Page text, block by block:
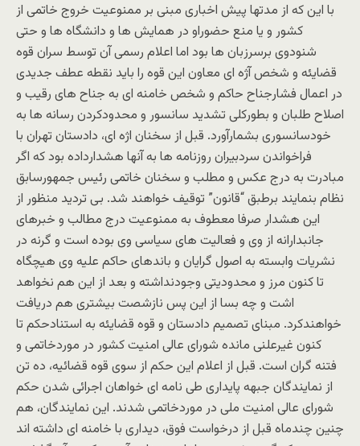
با این که از مدتها پیش اخباری مبنی بر ممنوعیت خروج خاتمی از
کشور و یا منع حضوراو در همایش ها و دانشگاه ها و حتی
شنودوی برسرزبان ها بود اما اعلام رسمی آن توسط سران قوه
قضایئه و شخص آژه ای معاون این قوه را باید نقطه عطف جدیدی
در اعمال فشارجناح حاکم و شخص خامنه ای به جناح های رقیب و
اصلاح طلبان و بطورکلی تشدید سانسور و محدودکردن رسانه ها به
خودسانسوری بشمارآورد. قبل از سخنان اژه ای، دادستان تهران با
فراخواندن سردبیران روزنامه ها به آنها هشدارداده بود که اگر
مبادرت به درج عکس و مطلب و سخنان خاتمی رئیس جمهورسابق
نظام بنمایند برطبق “قانون” توقیف خواهند شد. بی تردید منظور از
این هشدار صرفا معطوف به ممنوعیت درج مطالب و خبرهای
جانبدارانه از وی و فعالیت های سیاسی وی بوده است و گرنه در
نشریات وابسته به اصول گرایان و باندهای حاکم علیه وی هیچگاه
تا کنون مرز و محدودیتی وجودنداشته و بعد از این هم نخواهد
اشت و چه بسا از این پس نازشصت بیشتری هم دریافت
خواهندکرد. مبنای تصمیم دادستان و قوه قضایئه به استنادحکم تا
کنون غیرعلنی مانده شورای عالی امنیت کشور در موردخاتمی و
فتنه گران است. قبل از اعلام این حکم از سوی قوه قضائیه، ده تن
از نمایندگان جبهه پایداری طی نامه ای خواهان اجرائی شدن حکم
شورای عالی امنیت ملی در موردخاتمی شدند. این نمایندگان، هم
چنین چندماه قبل از درخواست فوق، دیداری با خامنه ای داشته اند